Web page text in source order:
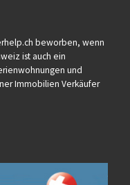
beworben, wenn
ist auch ein
und
Immobilien Verkäufer